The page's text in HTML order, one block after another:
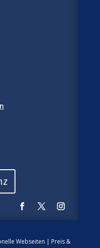
Webseiten | Preis &